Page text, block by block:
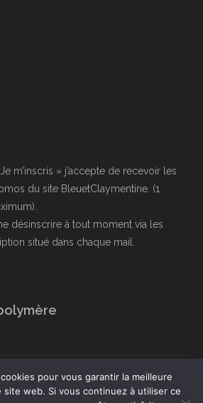
m’inscris » j’accepte de recevoir les
du site BleuetClaymentine. (1
désinscrire à tout moment via les
situé dans chaque mail.
de vente
Livraison et retour
Mentions légales
pour vous garantir la meilleure
web. Si vous continuez à utiliser ce